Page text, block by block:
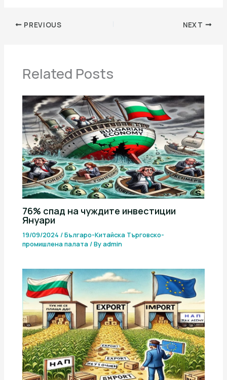
PREVIOUS NEXT
Related Posts
76% спад на чуждите инвестиции
Януари
19/09/2024/Българо-Китайска Търговско-
промишлена палaта/ Byadmin